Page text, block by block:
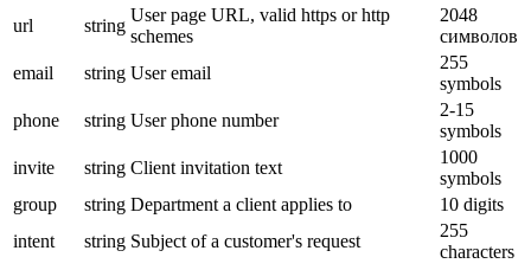
url
string
User page URL, valid https or http
schemes
2048
символов
email
string User email
255
symbols
phone
string User phone number
2-15
symbols
invite
string Client invitation text
1000
symbols
group
string Department a client applies to
10 digits
intent
string Subject of a customer's request
255
characters